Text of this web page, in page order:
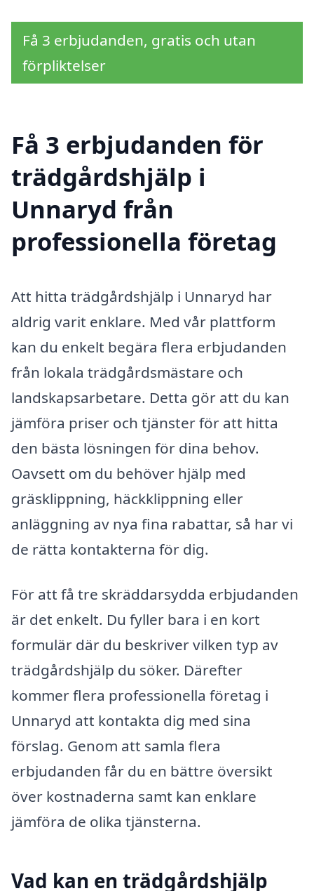
Få 3 erbjudanden, gratis och utan
förpliktelser
Få 3 erbjudanden för
trädgårdshjälp i
Unnaryd från
professionella företag
Att hitta trädgårdshjälp i Unnaryd har
aldrig varit enklare. Med vår plattform
kan du enkelt begära flera erbjudanden
från lokala trädgårdsmästare och
landskapsarbetare. Detta gör att du kan
jämföra priser och tjänster för att hitta
den bästa lösningen för dina behov.
Oavsett om du behöver hjälp med
gräsklippning, häckklippning eller
anläggning av nya fina rabattar, så har vi
de rätta kontakterna för dig.
För att få tre skräddarsydda erbjudanden
är det enkelt. Du fyller bara i en kort
formulär där du beskriver vilken typ av
trädgårdshjälp du söker. Därefter
kommer flera professionella företag i
Unnaryd att kontakta dig med sina
förslag. Genom att samla flera
erbjudanden får du en bättre översikt
över kostnaderna samt kan enklare
jämföra de olika tjänsterna.
Vad kan en trädgårdshjälp